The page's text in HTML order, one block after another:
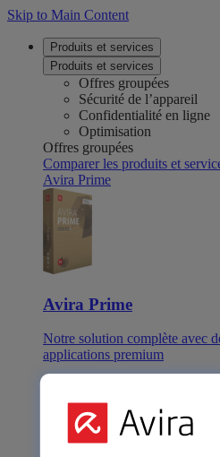
Skip to Main Content
Produits et services
Produits et services
Offres groupées
Sécurité de l’appareil
Confidentialité en ligne
Optimisation
Offres groupées
Comparer les produits et
Avira Prime
Avira Prime
Notre solution complète avec
applications premium